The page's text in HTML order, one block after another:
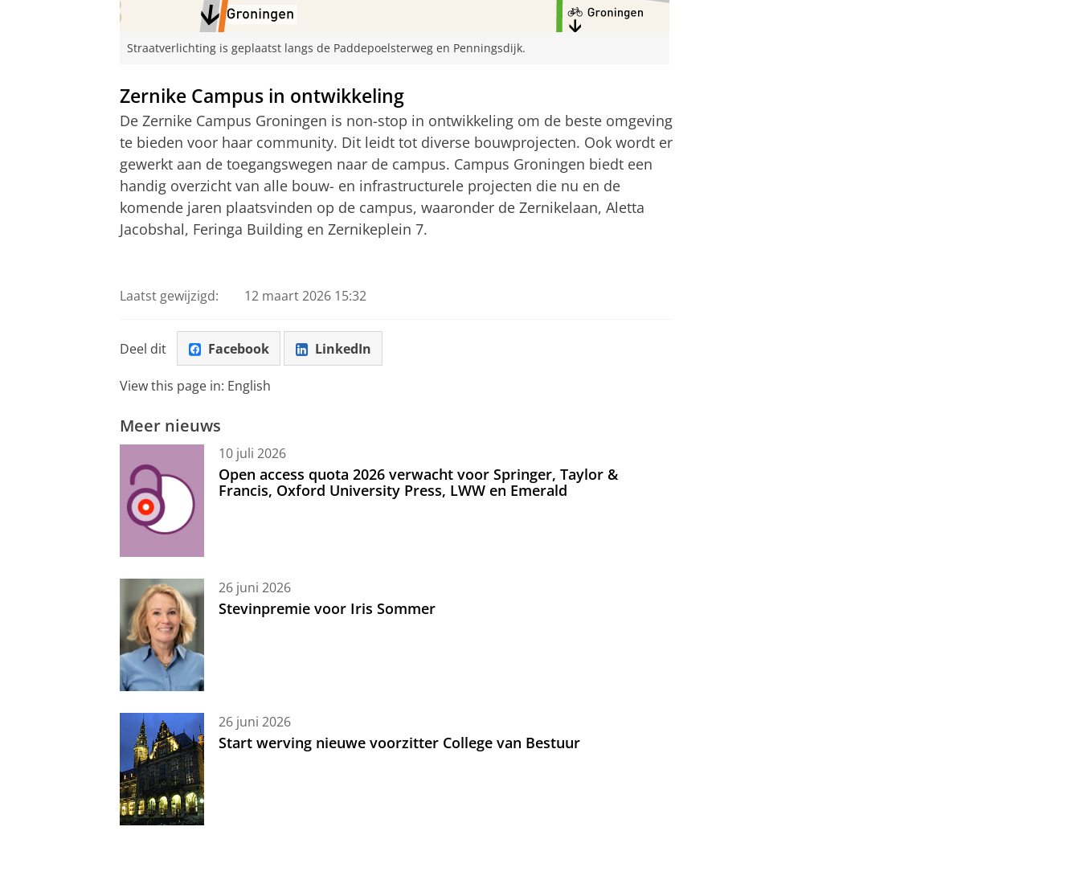
Straatverlichting is geplaatst langs de Paddepoelsterweg en Penningsdijk.
Zernike Campus in ontwikkeling
De Zernike Campus Groningen is non-stop in ontwikkeling om de beste omgeving
te bieden voor haar community. Dit leidt tot diverse bouwprojecten. Ook wordt er
gewerkt aan de toegangswegen naar de campus. Campus Groningen biedt een
handig overzicht van alle bouw- en infrastructurele projecten die nu en de
komende jaren plaatsvinden op de campus, waaronder de Zernikelaan, Aletta
Jacobshal, Feringa Building en Zernikeplein 7.
Laatst gewijzigd: 12 maart 2026 15:32
Deel dit Facebook LinkedIn
View this page in: English
Meer nieuws
10 juli 2026
Open access quota 2026 verwacht voor Springer, Taylor &
Francis, Oxford University Press, LWW en Emerald
26 juni 2026
Stevinpremie voor Iris Sommer
26 juni 2026
Start werving nieuwe voorzitter College van Bestuur